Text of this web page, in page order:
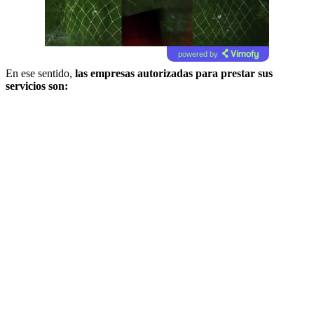
powered by
En ese sentido, las empresas autorizadas para prestar sus
servicios son: